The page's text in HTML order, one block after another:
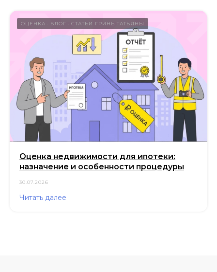
ОЦЕНКА БЛОГ СТАТЬИ ГРИНЬ ТАТЬЯНЫ
Оценка недвижимости для ипотеки:
назначение и особенности процедуры
30.07.2026
Читать далее